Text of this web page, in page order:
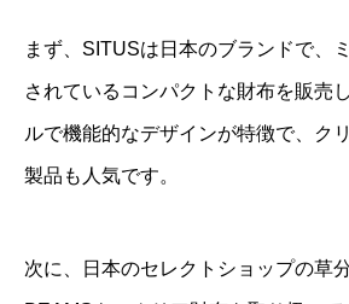
まず、SITUSは日本のブランドで、
されているコンパクトな財布を販売
ルで機能的なデザインが特徴で、ク
製品も人気です。
次に、日本のセレクトショップの草